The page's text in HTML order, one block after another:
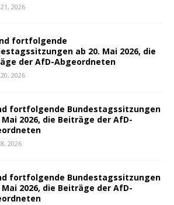
2026
fortfolgende
ab 20. Mai 2026, die
der AfD-Abgeordneten
2026
fortfolgende Bundestagssitzungen
Mai 2026, die Beiträge der AfD-
2026
fortfolgende Bundestagssitzungen
Mai 2026, die Beiträge der AfD-